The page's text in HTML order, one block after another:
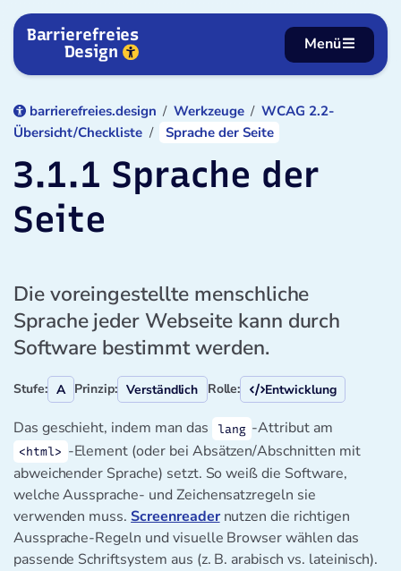
Zum Inhalt springen
Barrierefreies
Design
Menü
barrierefreies.design Werkzeuge
WCAG 2.2-
Übersicht/Checkliste
Sprache der Seite
3.1.1 Sprache der
Seite
Die voreingestellte menschliche
Sprache jeder Webseite kann durch
Software bestimmt werden.
Stufe: A Prinzip: Verständlich Rolle: Entwicklung
Das geschieht, indem man das lang -Attribut am
<html> -Element (oder bei Absätzen/Abschnitten mit
abweichender Sprache) setzt. So weiß die Software,
welche Aussprache- und Zeichensatzregeln sie
verwenden muss. Screenreadernutzen die richtigen
Aussprache-Regeln und visuelle Browser wählen das
passende Schriftsystem aus (z. B. arabisch vs. lateinisch).